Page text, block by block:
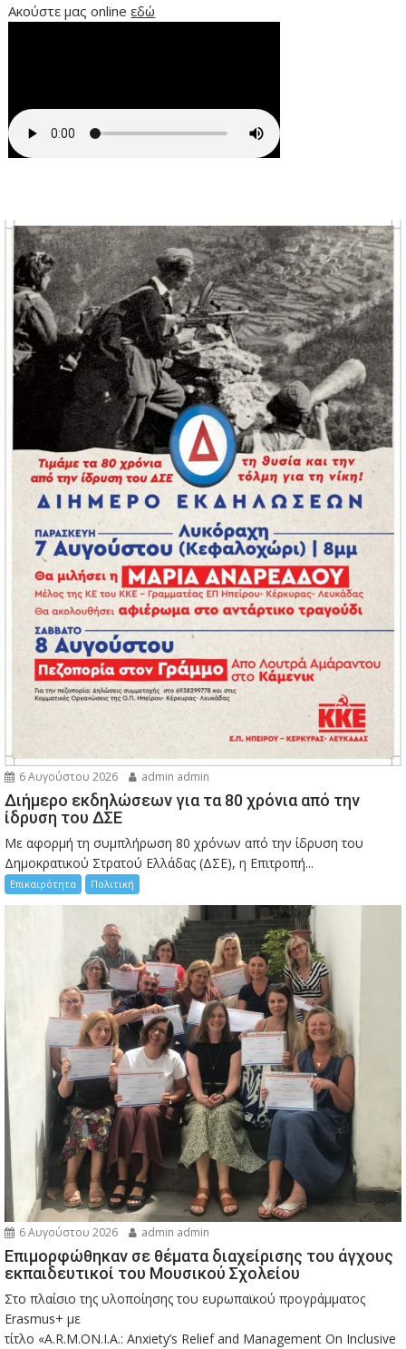
Ακούστε μας onlineεδώ
6 Αυγούστου 2026 admin admin
Διήμερο εκδηλώσεων για τα 80 χρόνια από την
ίδρυση του ΔΣΕ
Με αφορμή τη συμπλήρωση 80 χρόνων από την ίδρυση του
Δημοκρατικού Στρατού Ελλάδας (ΔΣΕ), η Επιτροπή...
Επικαιρότητα Πολιτική
6 Αυγούστου 2026 admin admin
Eπιμορφώθηκαν σε θέματα διαχείρισης του άγχους
εκπαιδευτικοί του Μουσικού Σχολείου
Στο πλαίσιο της υλοποίησης του ευρωπαϊκού προγράμματος
Erasmus+ με
τίτλο «A.R.M.ON.I.A.: Anxiety’s Relief and Management On Inclusive